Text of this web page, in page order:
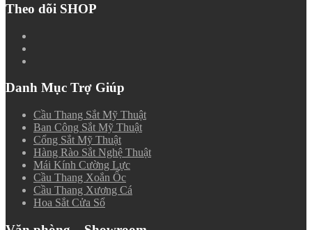
Theo dõi SHOP
Danh Mục Trợ Giúp
Cầu Thang Sắt Mỹ Thuật
Ban Công Sắt Mỹ Thuật
Cổng Sắt Mỹ Thuật
Hàng Rào Sắt Nghệ Thuật
Mái Kính Cường Lực
Cầu Thang Xoắn Ốc
Cầu Thang Xương Cá
Hoa Sắt Cửa Sổ